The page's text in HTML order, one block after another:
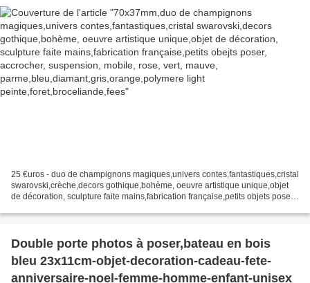
vert, mauve,
parme,bleu,diamant,gris,orange,polymere light
peinte,foret,broceliande,fees
25 €uros - duo de champignons magiques,univers contes,fantastiques,cristal
swarovski,crèche,decors gothique,bohème, oeuvre artistique unique,objet
de décoration, sculpture faite mains,fabrication française,petits objets poser,
Double porte photos à poser,bateau en bois
bleu 23x11cm-objet-decoration-cadeau-fete-
anniversaire-noel-femme-homme-enfant-unisex